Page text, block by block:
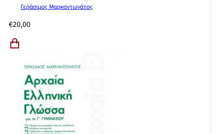
Γεράσιμος Μαρκαντωνάτος
€20,00